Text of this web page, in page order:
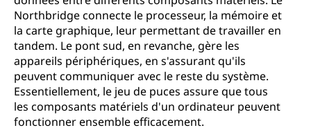
Northbridge connecte le processeur, la mémoire et
la carte graphique, leur permettant de travailler en
tandem. Le pont sud, en revanche, gère les
appareils périphériques, en s'assurant qu'ils
peuvent communiquer avec le reste du système.
Essentiellement, le jeu de puces assure que tous
les composants matériels d'un ordinateur peuvent
fonctionner ensemble efficacement.